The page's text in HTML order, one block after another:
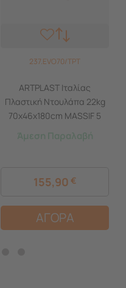
237.EVO70/TPT
ARTPLAST Ιταλίας
Πλαστική Ντουλάπα 22kg
70x46x180cm MASSIF 5
Χώρων 2φυλλη Evolution
Άμεση Παραλαβή
155,90 €
ΑΓΟΡΑ